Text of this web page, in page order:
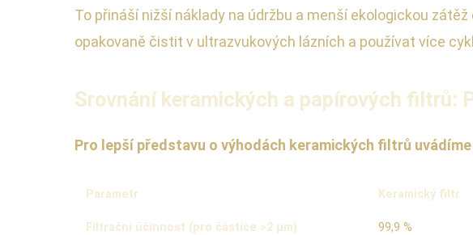
To přináší nižší náklady na údržbu a menší ekologickou
opakovaně čistit v ultrazvukových lázních a používat více
Srovnání keramických a papírových filtrů:
Pro lepší představu o výhodách keramických filtrů
Parametr Keramický filtr
Filtrační účinnost (pro částice >2 μm) 99,9 %